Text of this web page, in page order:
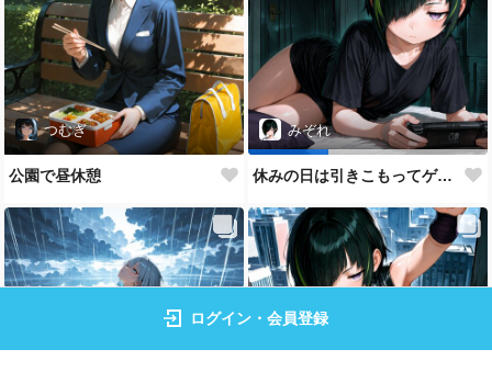
つむぎ
公園で昼休憩
みぞれ
休みの日は引きこもってゲーム三昧
ログイン・会員登録